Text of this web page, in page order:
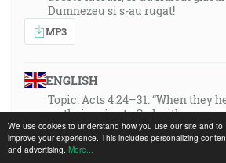
We use cookies to understand how you use our site and to
improve your experience. This includes personalizing
and advertising. More...
Dumnezeu si s-au rugat!
MP3
ENGLISH
Topic: Acts 4:24–31: “When they
up their voice to God with one
MP3